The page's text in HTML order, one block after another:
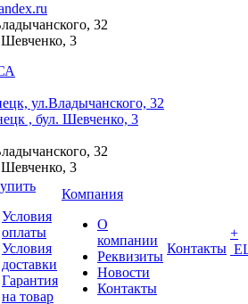
32
Шевченко, 3
ул.Владычанского, 32
, бул. Шевченко, 3
32
Шевченко, 3
Условия
оплаты
Условия
доставки
Гарантия
на товар
Компания
О
компании
Реквизиты
Новости
Контакты
Контакты
+